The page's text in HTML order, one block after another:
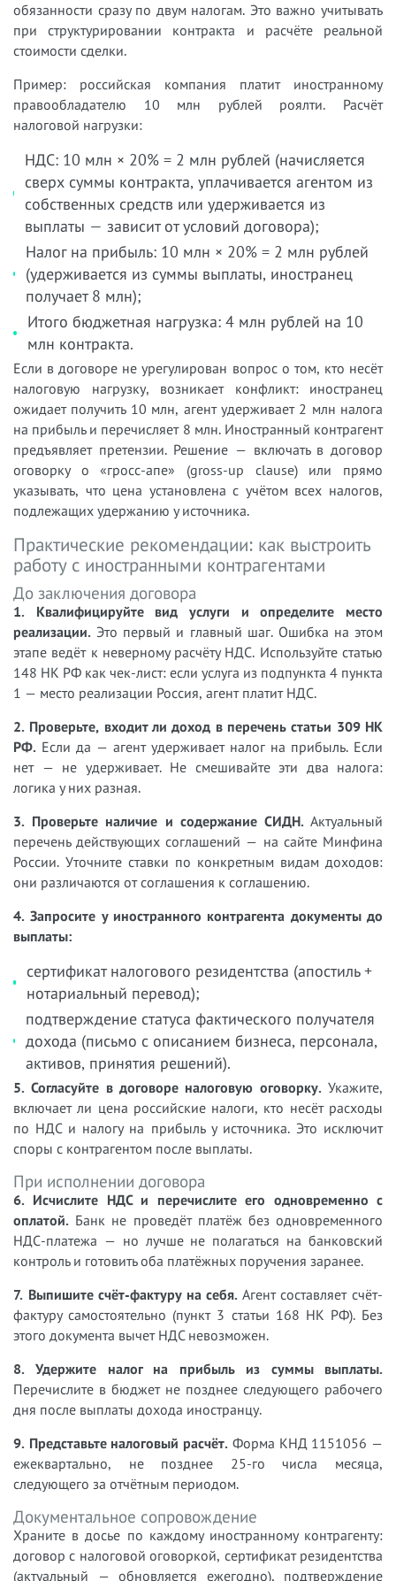
обязанности сразу по двум налогам. Это важно учитывать
при структурировании контракта и расчёте реальной
стоимости сделки.
Пример: российская компания платит иностранному
правообладателю 10 млн рублей роялти. Расчёт
налоговой нагрузки:
НДС: 10 млн × 20% = 2 млн рублей (начисляется
сверх суммы контракта, уплачивается агентом из
собственных средств или удерживается из
выплаты — зависит от условий договора);
Налог на прибыль: 10 млн × 20% = 2 млн рублей
(удерживается из суммы выплаты, иностранец
получает 8 млн);
Итого бюджетная нагрузка: 4 млн рублей на 10
млн контракта.
Если в договоре не урегулирован вопрос о том, кто несёт
налоговую нагрузку, возникает конфликт: иностранец
ожидает получить 10 млн, агент удерживает 2 млн налога
на прибыль и перечисляет 8 млн. Иностранный контрагент
предъявляет претензии. Решение — включать в договор
оговорку о «гросс-апе» (gross-up clause) или прямо
указывать, что цена установлена с учётом всех налогов,
подлежащих удержанию у источника.
Практические рекомендации: как выстроить
работу с иностранными контрагентами
До заключения договора
1. Квалифицируйте вид услуги и определите место
реализации. Это первый и главный шаг. Ошибка на этом
этапе ведёт к неверному расчёту НДС. Используйте статью
148 НК РФ как чек-лист: если услуга из подпункта 4 пункта
1 — место реализации Россия, агент платит НДС.
2. Проверьте, входит ли доход в перечень статьи 309 НК
РФ. Если да — агент удерживает налог на прибыль. Если
нет — не удерживает. Не смешивайте эти два налога:
логика у них разная.
3. Проверьте наличие и содержание СИДН. Актуальный
перечень действующих соглашений — на сайте Минфина
России. Уточните ставки по конкретным видам доходов:
они различаются от соглашения к соглашению.
4. Запросите у иностранного контрагента документы до
выплаты:
сертификат налогового резидентства (апостиль +
нотариальный перевод);
подтверждение статуса фактического получателя
дохода (письмо с описанием бизнеса, персонала,
активов, принятия решений).
5. Согласуйте в договоре налоговую оговорку. Укажите,
включает ли цена российские налоги, кто несёт расходы
по НДС и налогу на прибыль у источника. Это исключит
споры с контрагентом после выплаты.
При исполнении договора
6. Исчислите НДС и перечислите его одновременно с
оплатой. Банк не проведёт платёж без одновременного
НДС-платежа — но лучше не полагаться на банковский
контроль и готовить оба платёжных поручения заранее.
7. Выпишите счёт-фактуру на себя. Агент составляет счёт-
фактуру самостоятельно (пункт 3 статьи 168 НК РФ). Без
этого документа вычет НДС невозможен.
8. Удержите налог на прибыль из суммы выплаты.
Перечислите в бюджет не позднее следующего рабочего
дня после выплаты дохода иностранцу.
9. Представьте налоговый расчёт. Форма КНД 1151056 —
ежеквартально, не позднее 25-го числа месяца,
следующего за отчётным периодом.
Документальное сопровождение
Храните в досье по каждому иностранному контрагенту:
договор с налоговой оговоркой, сертификат резидентства
(актуальный — обновляется ежегодно), подтверждение